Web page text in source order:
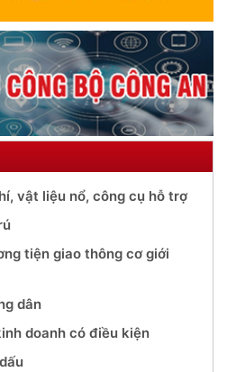
vật liệu nổ, công cụ hỗ trợ
tiện giao thông cơ giới
dân
doanh có điều kiện